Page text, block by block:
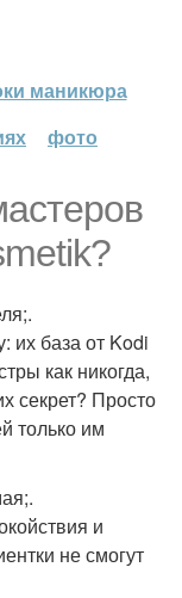
маникюра
фото
их база от Kodi
как никогда,
секрет? Просто
только им
и
не смогут